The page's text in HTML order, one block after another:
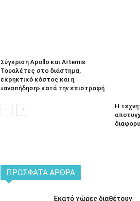
Σύγκριση Apollo και Artemis:
Τουαλέτες στο διάστημα,
εκρηκτικό κόστος και η
«αναπήδηση» κατά την επιστροφή
Η
ΠΡΌΣΦΑΤΑ ΆΡΘΡΑ
Εκατό χώρες διαθέτουν